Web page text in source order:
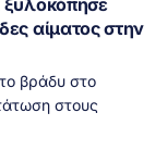
αίματος στην
βράδυ στο
στους